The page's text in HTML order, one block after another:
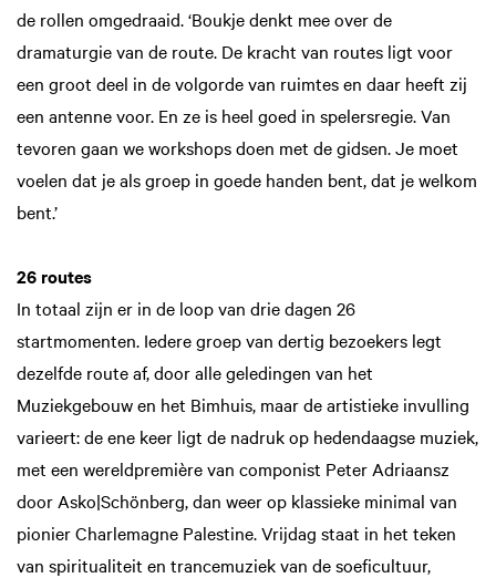
de rollen omgedraaid. ‘Boukje denkt mee over de
dramaturgie van de route. De kracht van routes ligt voor
een groot deel in de volgorde van ruimtes en daar heeft zij
een antenne voor. En ze is heel goed in spelersregie. Van
tevoren gaan we workshops doen met de gidsen. Je moet
voelen dat je als groep in goede handen bent, dat je welkom
bent.’
26 routes
In totaal zijn er in de loop van drie dagen 26
startmomenten. Iedere groep van dertig bezoekers legt
dezelfde route af, door alle geledingen van het
Muziekgebouw en het Bimhuis, maar de artistieke invulling
varieert: de ene keer ligt de nadruk op hedendaagse muziek,
met een wereldpremière van componist Peter Adriaansz
door Asko|Schönberg, dan weer op klassieke minimal van
pionier Charlemagne Palestine. Vrijdag staat in het teken
van spiritualiteit en trancemuziek van de soeficultuur,